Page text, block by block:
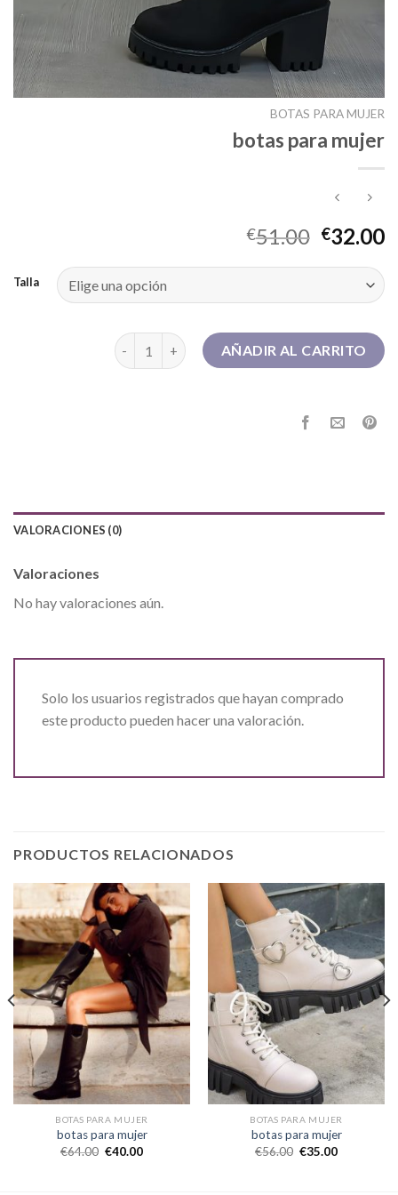
BOTAS PARA MUJER
botas para mujer
€51.00 €32.00
Talla
botas para mujer cantidadAÑADIR AL CARRITO
VALORACIONES (0)
Valoraciones
No hay valoraciones aún.
Solo los usuarios registrados que hayan comprado
este producto pueden hacer una valoración.
PRODUCTOS RELACIONADOS
BOTAS PARA MUJER
botas para mujer
€64.00 €40.00
BOTAS PARA MUJER
botas para mujer
€56.00 €35.00